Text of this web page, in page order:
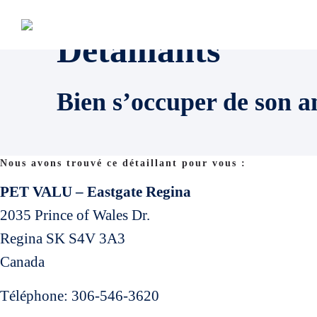
Détaillants
Bien s’occuper de son
Nous avons trouvé ce détaillant pour vous :
PET VALU – Eastgate Regina
2035 Prince of Wales Dr.
Regina SK S4V 3A3
Canada
Téléphone: 306-546-3620